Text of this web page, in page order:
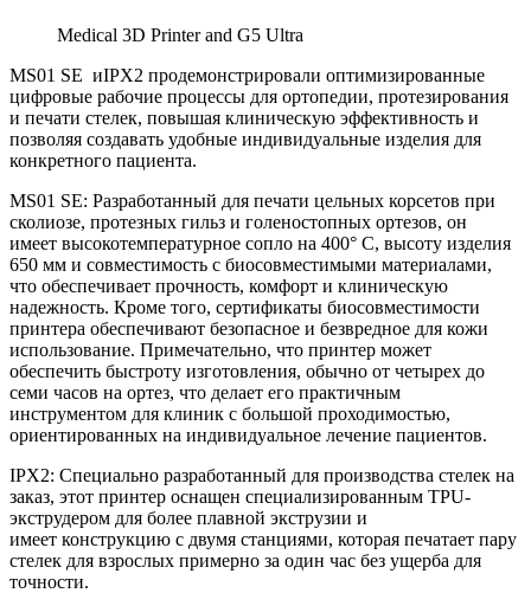
Medical 3D Printer and G5 Ultra
MS01 SE иIPX2 продемонстрировали оптимизированные
цифровые рабочие процессы для ортопедии, протезирования
и печати стелек, повышая клиническую эффективность и
позволяя создавать удобные индивидуальные изделия для
конкретного пациента.
MS01 SE: Разработанный для печати цельных корсетов при
сколиозе, протезных гильз и голеностопных ортезов, он
имеет высокотемпературное сопло на 400° C, высоту изделия
650 мм и совместимость с биосовместимыми материалами,
что обеспечивает прочность, комфорт и клиническую
надежность. Кроме того, сертификаты биосовместимости
принтера обеспечивают безопасное и безвредное для кожи
использование. Примечательно, что принтер может
обеспечить быстроту изготовления, обычно от четырех до
семи часов на ортез, что делает его практичным
инструментом для клиник с большой проходимостью,
ориентированных на индивидуальное лечение пациентов.
IPX2: Специально разработанный для производства стелек на
заказ, этот принтер оснащен специализированным TPU-
экструдером для более плавной экструзии и
имеет конструкцию с двумя станциями, которая печатает пару
стелек для взрослых примерно за один час без ущерба для
точности.